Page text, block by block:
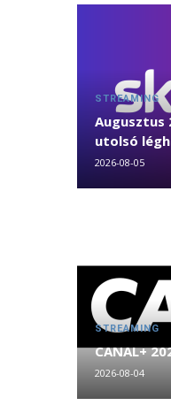
STREAMING
Augusztus
utolsó
2026-08-05
STREAMING
CANAL+
2026-08-04